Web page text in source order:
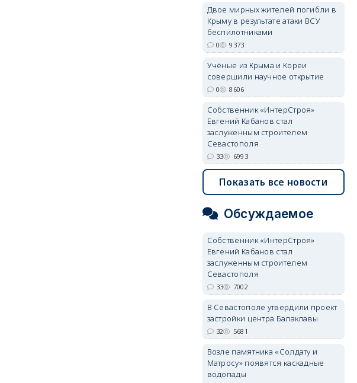
Двое мирных жителей погибли в
Крыму в результате атаки ВСУ
беспилотниками
0 9373
Учёные из Крыма и Кореи
совершили научное открытие
0 8606
Собственник «ИнтерСтроя»
Евгений Кабанов стал
заслуженным строителем
Севастополя
33 6993
Показать все новости
Обсуждаемое
Собственник «ИнтерСтроя»
Евгений Кабанов стал
заслуженным строителем
Севастополя
33 7002
В Севастополе утвердили проект
застройки центра Балаклавы
32 5681
Возле памятника «Солдату и
Матросу» появятся каскадные
водопады